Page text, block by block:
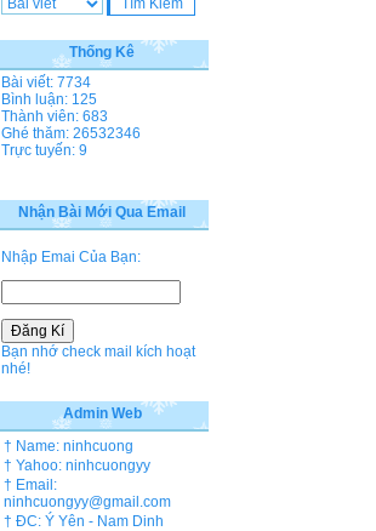
Thống Kê
Bài viết: 7734
Bình luận: 125
Thành viên: 683
Ghé thăm: 26532346
Trực tuyến: 9
Nhận Bài Mới Qua Email
Nhập Emai Của Bạn:
Bạn nhớ check mail kích hoạt
nhé!
Admin Web
† Name: ninhcuong
† Yahoo: ninhcuongyy
† Email:
ninhcuongyy@gmail.com
† ĐC: Ý Yên - Nam Dinh